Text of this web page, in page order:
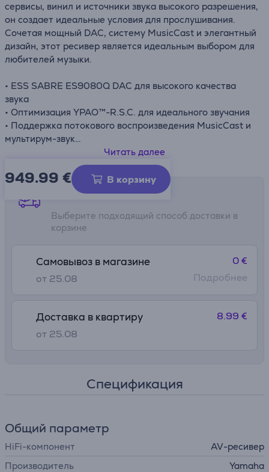
сервисы, винил и источники звука высокого разрешения,
он создает идеальные условия для прослушивания.
Сочетая мощный DAC, систему MusicCast и элегантный
дизайн, этот ресивер является идеальным выбором для
любителей музыки.
• ESS SABRE ES9080Q DAC для высокого качества
звука
• Оптимизация YPAO™-R.S.C. для идеального звучания
• Поддержка потокового воспроизведения MusicCast и
мультирум-звук
• USB DAC с поддержкой DSD 11,2 МГц и PCM 384 кГц
• Вход Phono для воспроизведения виниловых
пластинок
Читать далее
949.99 € В корзину
Способы доставки
Выберите подходящий способ доставки в
корзине
Самовывоз в магазине
от 25.08
0 €
Подробнее
Доставка в квартиру
от 25.08
8.99 €
Спецификация
Общий параметр
HiFi-компонент
AV-ресивер
Производитель
Yamaha